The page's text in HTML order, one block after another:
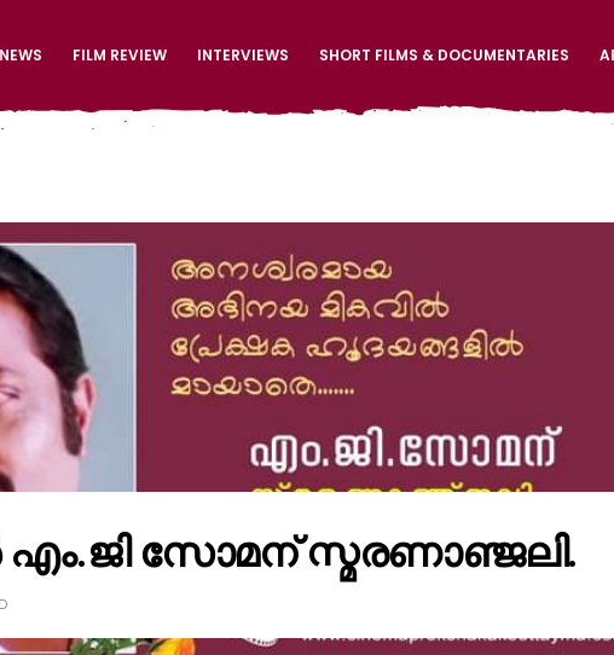
FILM REVIEW INTERVIEWS SHORT FILMS & DOCUMENTARIES
സോമന് സ്മരണാഞ്ജലി.